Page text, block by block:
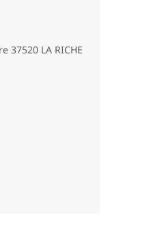
37520 LA RICHE